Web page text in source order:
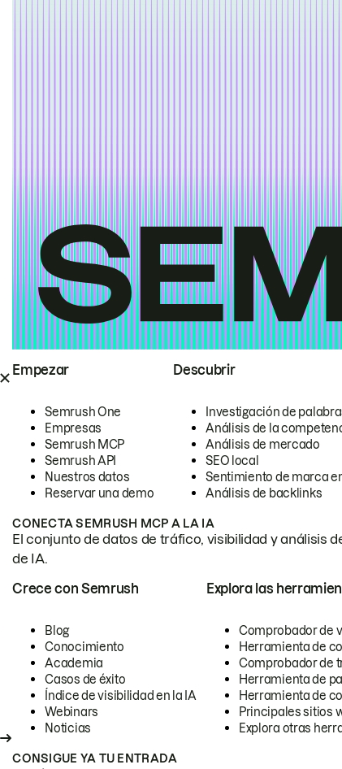
Empezar
Semrush One
Empresas
Semrush MCP
Semrush API
Nuestros datos
Reservar una demo
Descubrir
Investigación de
Análisis de la
Análisis de mercado
SEO local
Sentimiento de marca
Análisis de backlinks
CONECTA SEMRUSH MCP A LA IA
El conjunto de datos de tráfico, visibilidad y análisis
de IA.
Crece con Semrush
Blog
Conocimiento
Academia
Casos de éxito
Índice de visibilidad en la IA
Webinars
Noticias
Explora las
Comprobador de
Herramienta de
Comprobador de
Herramienta de
Herramienta de
Principales sitios
Explora otras
CONSIGUE YA TU ENTRADA